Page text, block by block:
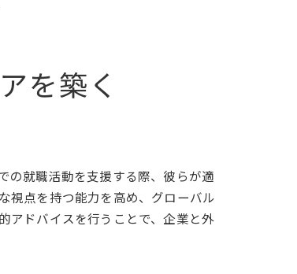
を築く
の就職活動を支援する際、彼らが適
視点を持つ能力を高め、グローバル
アドバイスを行うことで、企業と外